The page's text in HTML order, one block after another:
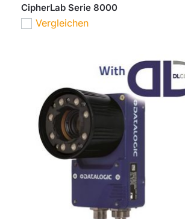
CipherLab Serie 8000
Vergleichen